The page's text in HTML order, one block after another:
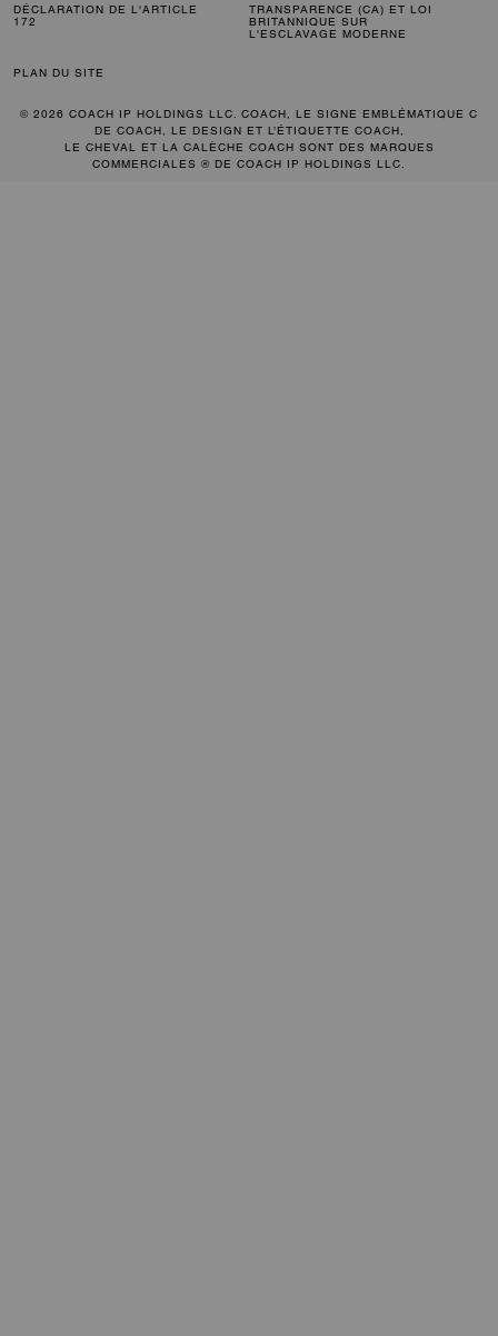
DÉCLARATION DE L'ARTICLE
172
TRANSPARENCE (CA) ET LOI
BRITANNIQUE SUR
L'ESCLAVAGE MODERNE
PLAN DU SITE
© 2026 COACH IP HOLDINGS LLC. COACH, LE SIGNE EMBLÉMATIQUE C
DE COACH, LE DESIGN ET L’ÉTIQUETTE COACH,
LE CHEVAL ET LA CALÈCHE COACH SONT DES MARQUES
COMMERCIALES ® DE COACH IP HOLDINGS LLC.